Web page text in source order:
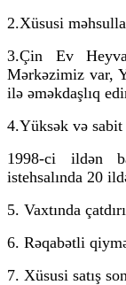
2.Xüsusi
3.Çin Ev
Mərkəzimiz var,
ilə əməkdaşlıq
4.Yüksək və
1998-ci ildən
istehsalında 20
5. Vaxtında
6. Rəqabətli
7. Xüsusi satış